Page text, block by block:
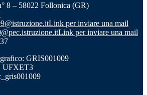
8 – 58022 Follonica (GR)
Link per inviare una mail
Link per inviare una mail
GRIS001009
UFXET3